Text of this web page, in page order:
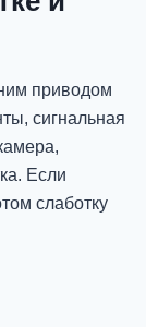
приводом
сигнальная
Если
слаботку